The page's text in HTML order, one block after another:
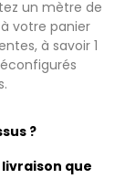
un mètre de
votre panier
à savoir 1
?
que